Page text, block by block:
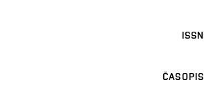
ISSN
ČASOPIS